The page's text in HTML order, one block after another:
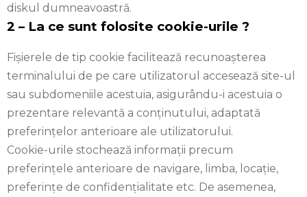
diskul dumneavoastră.
2 – La ce sunt folosite cookie-urile ?
Fișierele de tip cookie facilitează recunoașterea
terminalului de pe care utilizatorul accesează site-ul
sau subdomeniile acestuia, asigurându-i acestuia o
prezentare relevantă a conținutului, adaptată
preferințelor anterioare ale utilizatorului.
Cookie-urile stochează informații precum
preferințele anterioare de navigare, limba, locație,
preferințe de confidențialitate etc. De asemenea,